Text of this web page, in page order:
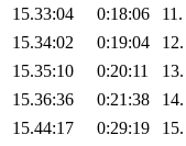
15.33:04
0:18:06 11.
15.34:02
0:19:04 12.
15.35:10
0:20:11 13.
15.36:36
0:21:38 14.
15.44:17
0:29:19 15.